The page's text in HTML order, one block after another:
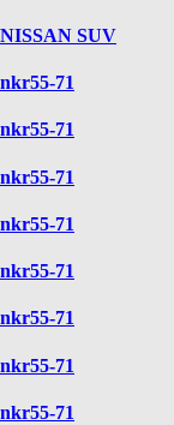
NISSAN SUV
nkr55-71
nkr55-71
nkr55-71
nkr55-71
nkr55-71
nkr55-71
nkr55-71
nkr55-71